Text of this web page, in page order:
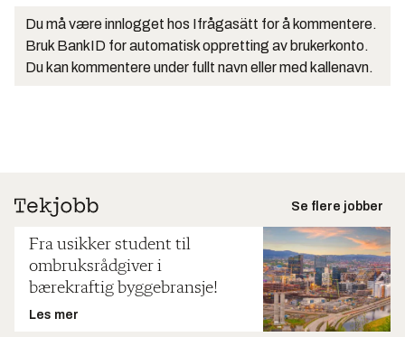
Du må være innlogget hos Ifrågasätt for å kommentere.
Bruk BankID for automatisk oppretting av brukerkonto.
Du kan kommentere under fullt navn eller med kallenavn.
Se flere jobber
Fra usikker student til
ombruksrådgiver i
bærekraftig byggebransje!
Les mer